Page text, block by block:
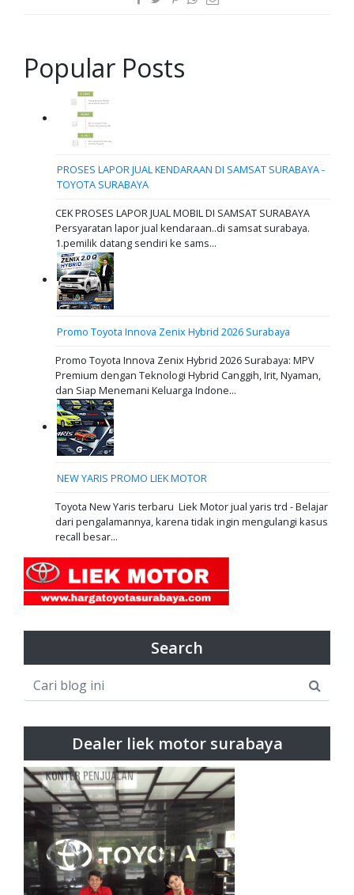
Popular Posts
PROSES LAPOR JUAL KENDARAAN DI SAMSAT SURABAYA -
TOYOTA SURABAYA
CEK PROSES LAPOR JUAL MOBIL DI SAMSAT SURABAYA
Persyaratan lapor jual kendaraan..di samsat surabaya.
1.pemilik datang sendiri ke sams...
Promo Toyota Innova Zenix Hybrid 2026 Surabaya
Promo Toyota Innova Zenix Hybrid 2026 Surabaya: MPV
Premium dengan Teknologi Hybrid Canggih, Irit, Nyaman,
dan Siap Menemani Keluarga Indone...
NEW YARIS PROMO LIEK MOTOR
Toyota New Yaris terbaru Liek Motor jual yaris trd - Belajar
dari pengalamannya, karena tidak ingin mengulangi kasus
recall besar...
Search
Dealer liek motor surabaya